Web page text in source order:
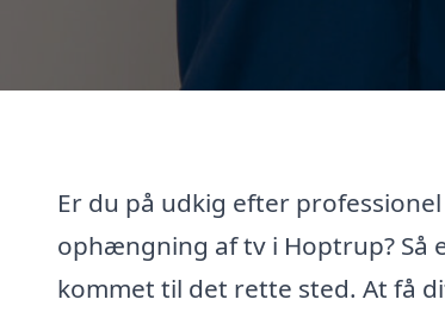
Er du på udkig efter professionel
ophængning af tv i Hoptrup? Så
kommet til det rette sted. At få